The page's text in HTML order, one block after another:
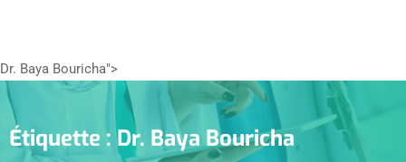
Dr. Baya Bouricha">
Étiquette :Dr. Baya Bouricha